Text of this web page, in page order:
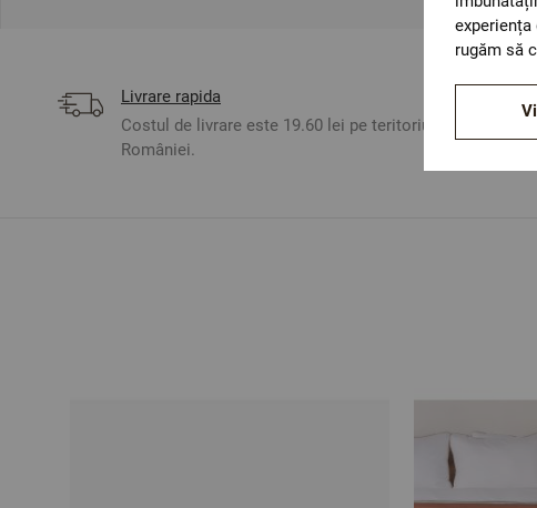
Livrare rapida
Costul de livrare este 19.60 lei pe teritoriul
României.
rugăm să